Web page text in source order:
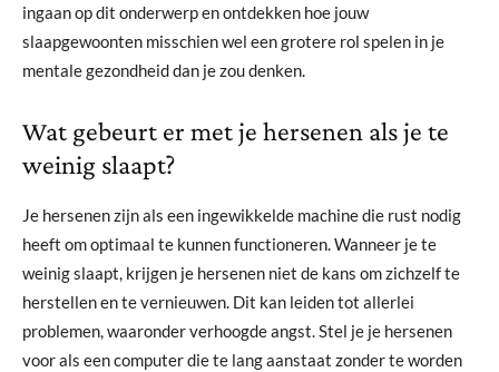
ingaan op dit onderwerp en ontdekken hoe jouw
slaapgewoonten misschien wel een grotere rol spelen in je
mentale gezondheid dan je zou denken.
Wat gebeurt er met je hersenen als je te
weinig slaapt?
Je hersenen zijn als een ingewikkelde machine die rust nodig
heeft om optimaal te kunnen functioneren. Wanneer je te
weinig slaapt, krijgen je hersenen niet de kans om zichzelf te
herstellen en te vernieuwen. Dit kan leiden tot allerlei
problemen, waaronder verhoogde angst. Stel je je hersenen
voor als een computer die te lang aanstaat zonder te worden